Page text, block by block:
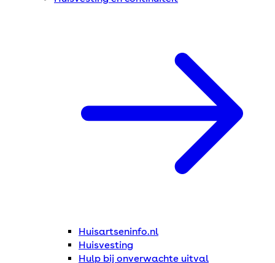
Huisartseninfo.nl
Huisvesting
Hulp bij onverwachte uitval